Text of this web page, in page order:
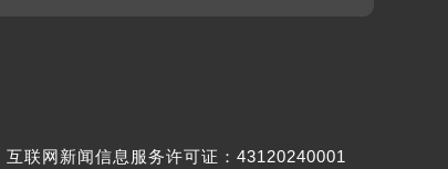
互联网新闻信息服务许可证：43120240001